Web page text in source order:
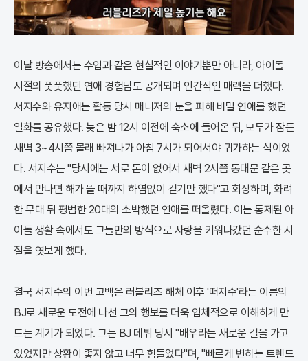
이날 방송에서는 수입과 같은 현실적인 이야기뿐만 아니라, 아이돌
시절의 풋풋했던 연애 경험담도 공개되며 인간적인 매력을 더했다.
서지수와 유지애는 활동 당시 매니저의 눈을 피해 비밀 연애를 했던
일화를 공유했다. 늦은 밤 12시 이전에 숙소에 들어온 뒤, 모두가 잠든
새벽 3~4시쯤 몰래 빠져나가 아침 7시가 되어서야 귀가하는 식이었
다. 서지수는 "당시에는 서로 돈이 없어서 새벽 2시쯤 동대문 같은 곳
에서 만나면 해가 뜰 때까지 하염없이 걷기만 했다"고 회상하며, 화려
한 무대 뒤 평범한 20대의 소박했던 연애를 떠올렸다. 이는 통제된 아
이돌 생활 속에서도 그들만의 방식으로 사랑을 키워나갔던 순수한 시
절을 엿보게 했다.
결국 서지수의 이번 고백은 러블리즈 해체 이후 '떠지수'라는 이름의
BJ로 새로운 도전에 나선 그의 행보를 더욱 입체적으로 이해하게 만
드는 계기가 되었다. 그는 BJ 데뷔 당시 "배우라는 새로운 길을 가고
있었지만 상황이 좋지 않고 너무 힘들었다"며, "빠르게 변하는 트렌드